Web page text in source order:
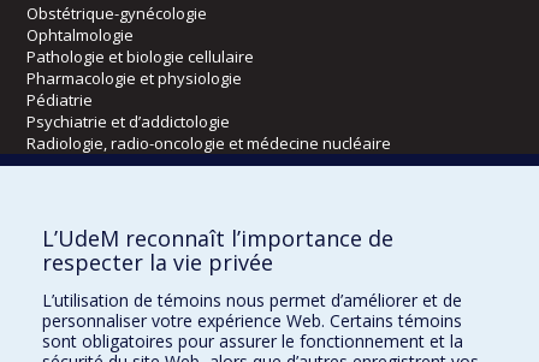
Obstétrique-gynécologie
Ophtalmologie
Pathologie et biologie cellulaire
Pharmacologie et physiologie
Pédiatrie
Psychiatrie et d’addictologie
Radiologie, radio-oncologie et médecine nucléaire
Écoles
Kinésiologie et des sciences de l’activité physique
Orthophonie et audiologie
Réadaptation
L’UdeM reconnaît l’importance de
respecter la vie privée
L’utilisation de témoins nous permet d’améliorer et de
personnaliser votre expérience Web. Certains témoins
sont obligatoires pour assurer le fonctionnement et la